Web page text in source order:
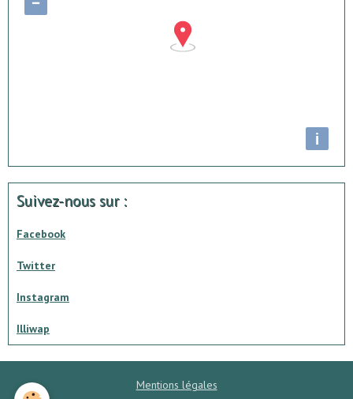
i
Suivez-nous sur :
Facebook
Twitter
Instagram
Illiwap
Mentions légales